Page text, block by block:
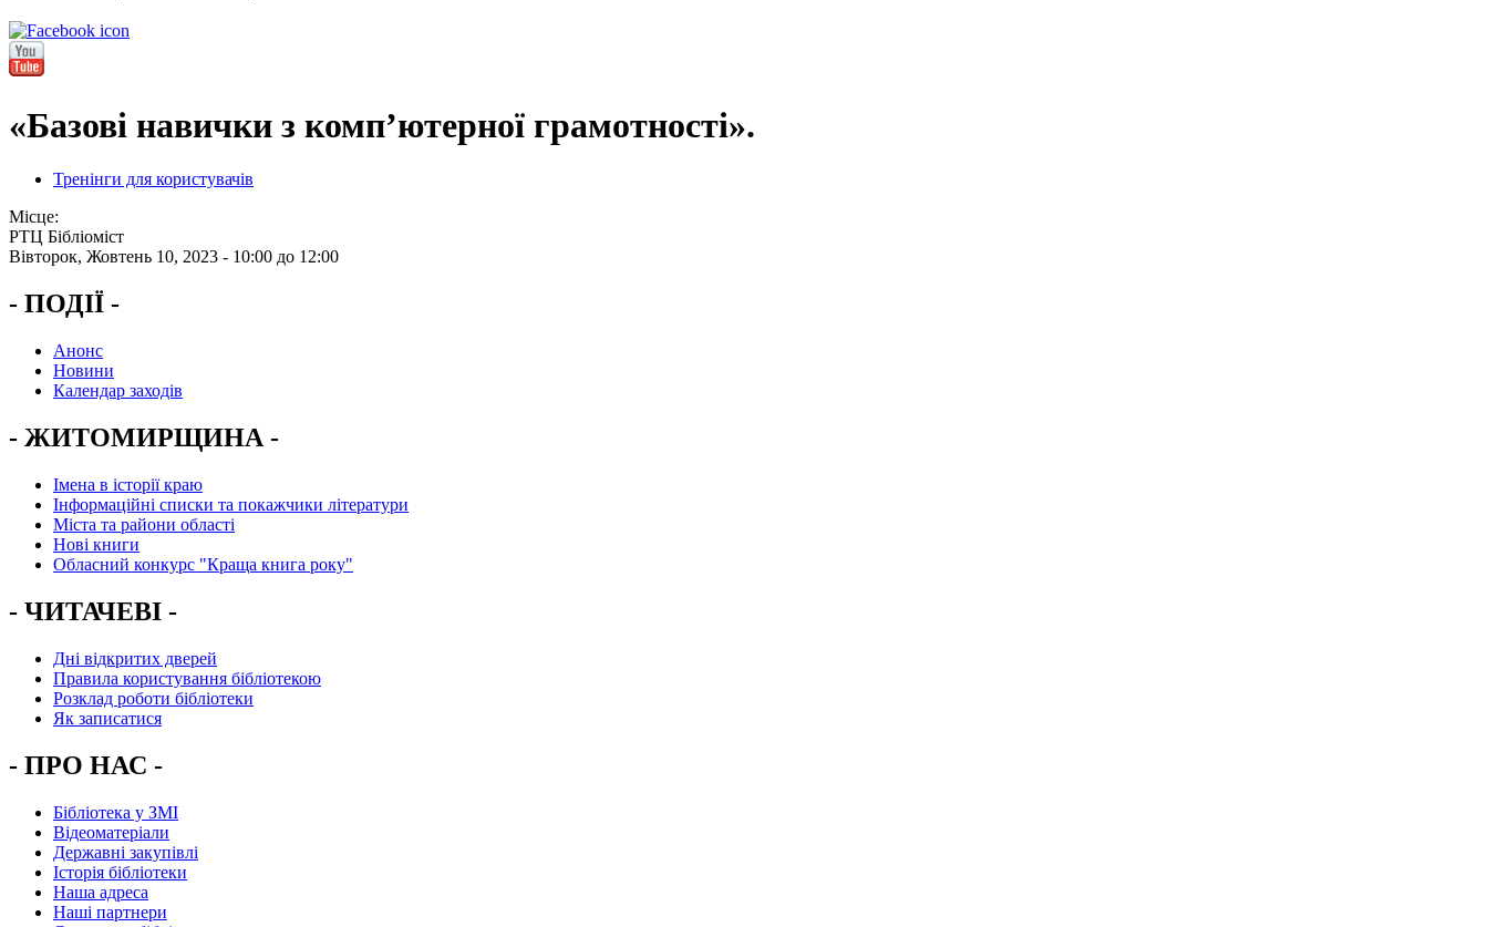
«Базові навички з комп’ютерної грамотності».
Тренінги для користувачів
Місце:
РТЦ Бібліоміст
Вівторок, Жовтень 10, 2023 - 10:00 до 12:00
- ПОДІЇ -
Анонс
Новини
Календар заходів
- ЖИТОМИРЩИНА -
Імена в історії краю
Інформаційні списки та покажчики літератури
Міста та райони області
Нові книги
Обласний конкурс "Краща книга року"
- ЧИТАЧЕВІ -
Дні відкритих дверей
Правила користування бібліотекою
Розклад роботи бібліотеки
Як записатися
- ПРО НАС -
Бібліотека у ЗМІ
Відеоматеріали
Державні закупівлі
Історія бібліотеки
Наша адреса
Наші партнери